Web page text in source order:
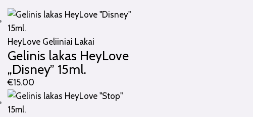
HeyLove Geliiniai Lakai
Gelinis lakas HeyLove
„Disney” 15ml.
€15.00